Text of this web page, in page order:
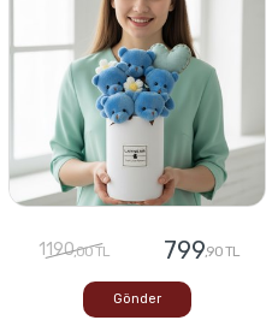
1190,00 TL 799,90 TL
Gönder